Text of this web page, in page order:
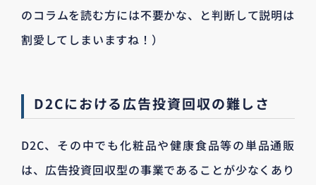
のコラムを読む方には不要かな、と判断して説明は
割愛してしまいますね！）
D2Cにおける広告投資回収の難しさ
D2C、その中でも化粧品や健康食品等の単品通販
は、広告投資回収型の事業であることが少なくあり